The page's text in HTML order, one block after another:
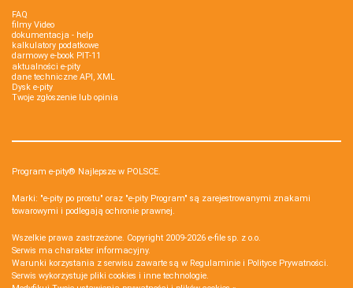
FAQ
filmy Video
dokumentacja - help
kalkulatory podatkowe
darmowy e-book PIT-11
aktualności e-pity
dane techniczne API, XML
Dysk e-pity
Twoje zgłoszenie lub opinia
Program e-pity® Najlepsze w POLSCE.
Marki: "e-pity po prostu" oraz "e-pity Program" są zarejestrowanymi znakami
towarowymi i podlegają ochronie prawnej.
Wszelkie prawa zastrzeżone. Copyright 2009-2026 e-file sp. z o.o.
Serwis ma charakter informacyjny.
Warunki korzystania z serwisu zawarte są w Regulaminie i Polityce Prywatności.
Serwis wykorzystuje pliki cookies i inne technologie.